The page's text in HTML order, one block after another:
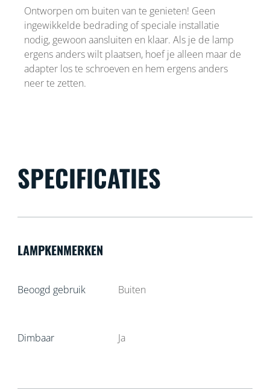
Ontworpen om buiten van te genieten! Geen
ingewikkelde bedrading of speciale installatie
nodig, gewoon aansluiten en klaar. Als je de lamp
ergens anders wilt plaatsen, hoef je alleen maar de
adapter los te schroeven en hem ergens anders
neer te zetten.
SPECIFICATIES
LAMPKENMERKEN
Beoogd gebruik Buiten
Dimbaar Ja